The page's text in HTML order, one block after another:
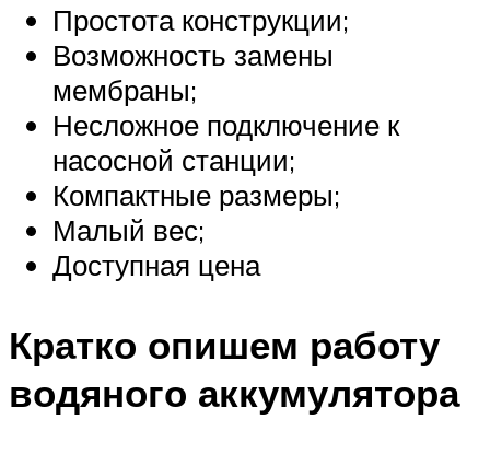
Простота конструкции;
Возможность замены
мембраны;
Несложное подключение к
насосной станции;
Компактные размеры;
Малый вес;
Доступная цена
Кратко опишем работу
водяного аккумулятора